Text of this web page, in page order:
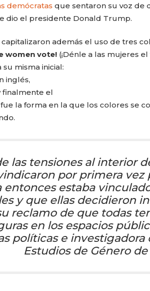
demócratas que sentaron su voz de
dio el presidente Donald Trump.
capitalizaron además el uso de tres
women vote!(¡Dénle a las mujeres
misma inicial:
inglés,
finalmente el
la forma en la que los colores se
las tensiones al interior
por primera vez
entonces estaba
y que ellas decidieron
reclamo de que todas
en los espacios
políticas e
Estudios de Género